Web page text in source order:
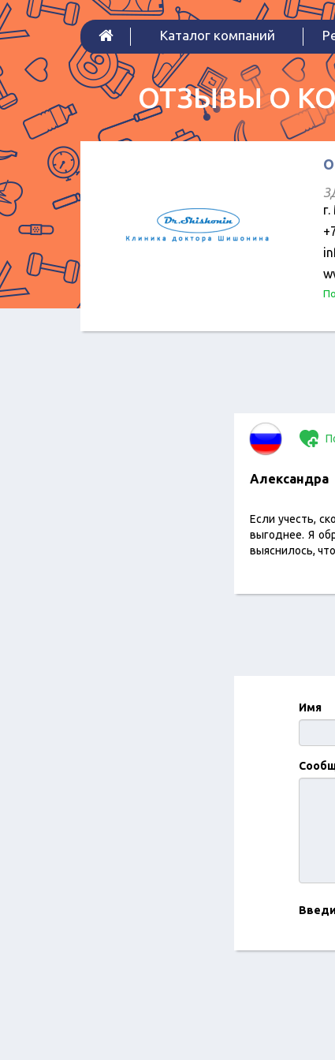
Каталог компаний
ОТЗЫВЫ О
Александра
Если учесть,
выгоднее. Я
выяснилось,
Имя